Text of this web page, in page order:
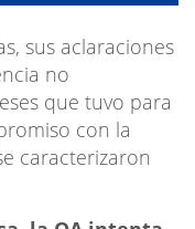
sus aclaraciones
no
que tuvo para
con la
caracterizaron